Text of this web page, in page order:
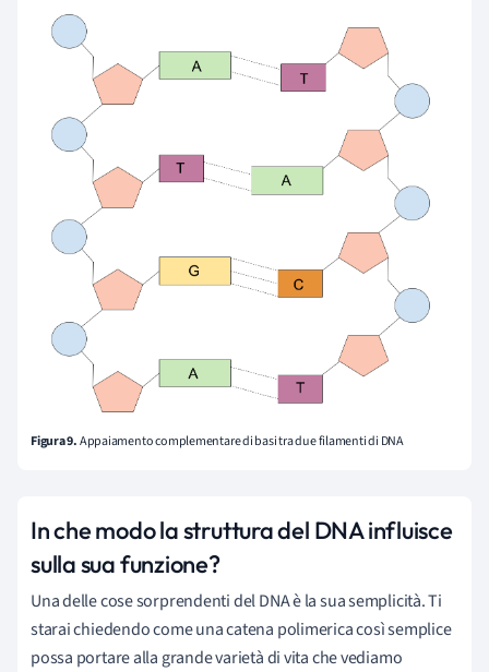
Figura 9.Appaiamento complementare di basi tra due filamenti di DNA
In che modo la struttura del DNA influisce
sulla sua funzione?
Una delle cose sorprendenti del DNA è la sua semplicità. Ti
starai chiedendo come una catena polimerica così semplice
possa portare alla grande varietà di vita che vediamo